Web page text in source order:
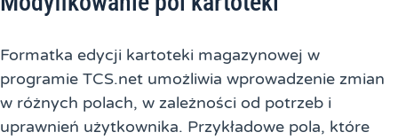
Formatka edycji kartoteki magazynowej w
programie TCS.net umożliwia wprowadzenie zmian
w różnych polach, w zależności od potrzeb i
uprawnień użytkownika. Przykładowe pola, które